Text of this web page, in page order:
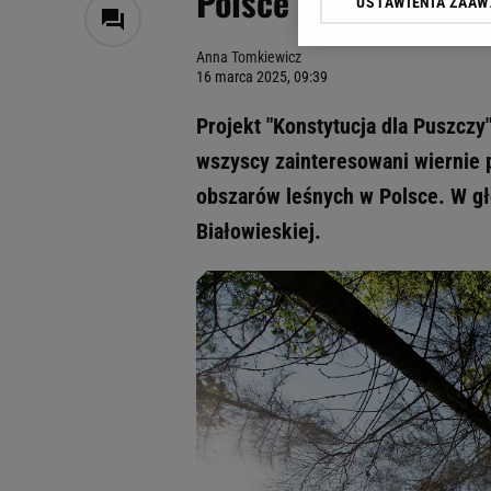
Anna Tomkiewicz
16 marca 2025, 09:39
Projekt "Konstytucja dla
wszyscy zainteresowani wiernie
obszarów leśnych w Polsce. W
Białowieskiej.
Klikając „Akceptuję”
odnośnik „Ustawienia
My, nasi Zaufani
Użycie dokładnych
Przechowywanie